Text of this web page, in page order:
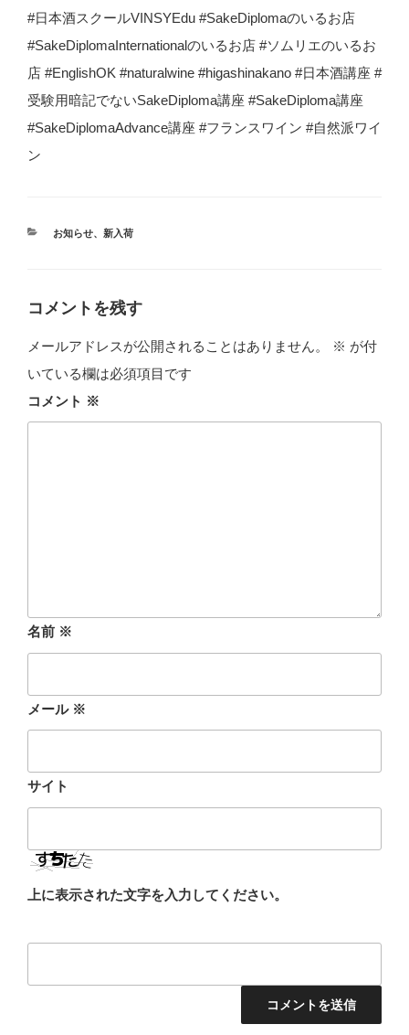
#日本酒スクールVINSYEdu #SakeDiplomaのいるお店
#SakeDiplomaInternationalのいるお店 #ソムリエのいるお
店 #EnglishOK #naturalwine #higashinakano #日本酒講座 #
受験用暗記でないSakeDiploma講座 #SakeDiploma講座
#SakeDiplomaAdvance講座 #フランスワイン #自然派ワイ
ン
カ
お知らせ、 新入荷
コメントを残す
メールアドレスが公開されることはありません。 ※ が付
いている欄は必須項目です
コメント ※
名前 ※
メール ※
サイト
上に表示された文字を入力してください。